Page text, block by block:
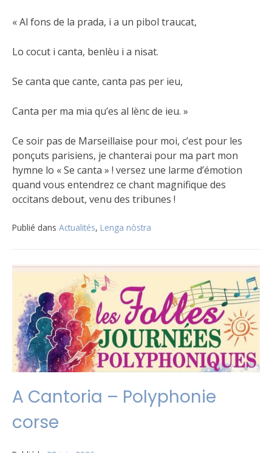
« Al fons de la prada, i a un pibol traucat,
Lo cocut i canta, benlèu i a nisat.
Se canta que cante, canta pas per ieu,
Canta per ma mia qu’es al lènc de ieu. »
Ce soir pas de Marseillaise pour moi, c’est pour les
ponçuts parisiens, je chanterai pour ma part mon
hymne lo « Se canta » ! versez une larme d’émotion
quand vous entendrez ce chant magnifique des
occitans debout, venu des tribunes !
Publié dans Actualités, Lenga nòstra
A Cantoria – Polyphonie
corse